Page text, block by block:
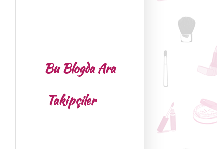
Bu Blogda Ara
Takipçiler